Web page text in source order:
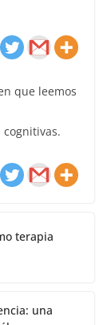
que leemos
terapia
una